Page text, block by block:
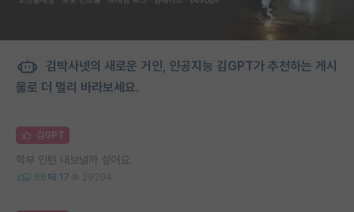
김박사넷의 새로운 거인, 인공지능 김GPT가 추천하는 게시
물로 더 멀리 바라보세요.
김GPT
학부 인턴 내보낼까 싶어요.
66 17 29204